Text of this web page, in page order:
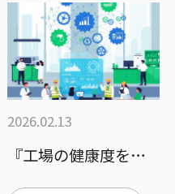
2026.02.13
『工場の健康度を上げる』ための各ステーク…